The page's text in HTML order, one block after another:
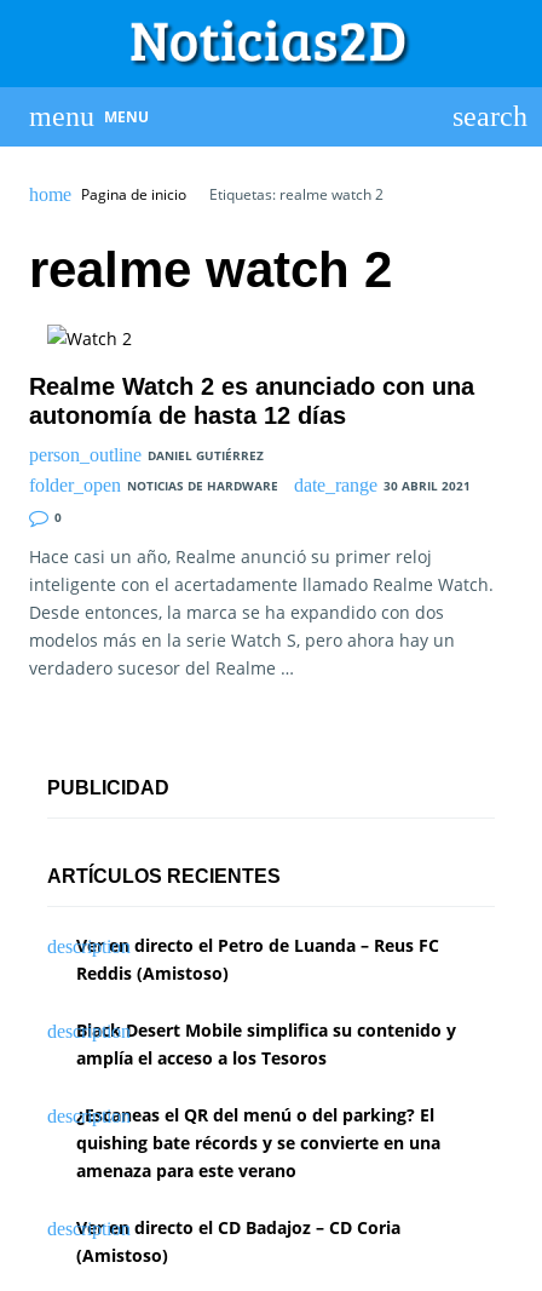
MENU
Pagina de inicio Etiquetas: realme watch 2
realme watch 2
Realme Watch 2 es anunciado con una
autonomía de hasta 12 días
DANIEL GUTIÉRREZ
NOTICIAS DE HARDWARE
30 ABRIL 2021
0
Hace casi un año, Realme anunció su primer reloj
inteligente con el acertadamente llamado Realme Watch.
Desde entonces, la marca se ha expandido con dos
modelos más en la serie Watch S, pero ahora hay un
verdadero sucesor del Realme …
PUBLICIDAD
ARTÍCULOS RECIENTES
Ver en directo el Petro de Luanda – Reus FC
Reddis (Amistoso)
Black Desert Mobile simplifica su contenido y
amplía el acceso a los Tesoros
¿Escaneas el QR del menú o del parking? El
quishing bate récords y se convierte en una
amenaza para este verano
Ver en directo el CD Badajoz – CD Coria
(Amistoso)